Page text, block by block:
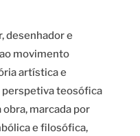
desenhador e
movimento
artística e
teosófica
marcada por
e filosófica,